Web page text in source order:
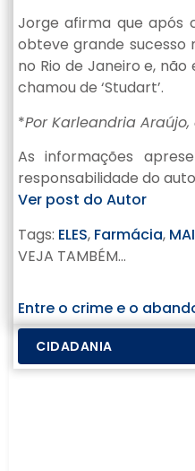
Jorge afirma que após
obteve grande sucesso
no Rio de Janeiro e,
chamou de ‘Studart’.
*Por Karleandria
As informações
responsabilidade do
Ver post do Autor
Tags: ELES, Farmácia,
VEJA TAMBÉM...
Entre o crime e o
CIDADANIA